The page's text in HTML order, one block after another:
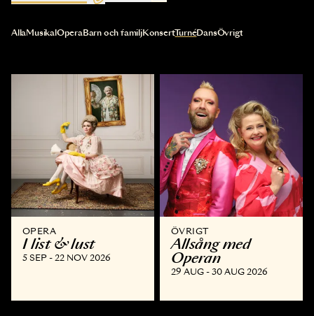
Val av kategori uppdaterar innehållet automatiskt
AllaMusikal OperaBarn och familjKonsertTurnéDansÖvrigt
OPERA
I list & lust
5 SEP - 22 NOV 2026
ÖVRIGT
Allsång med
Operan
29 AUG - 30 AUG 2026